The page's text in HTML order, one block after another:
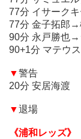
▼警告
20分 安居海渡
▼退場
《浦和レッズ》
GK:1西川周作
原拓也
渡邊凌磨、8マテ
77分 イサーク
77分 金子拓郎→
90分 永戸勝也→
90+1分 マテウ
▼警告
20分 安居海渡
▼退場
《浦和レッズ》